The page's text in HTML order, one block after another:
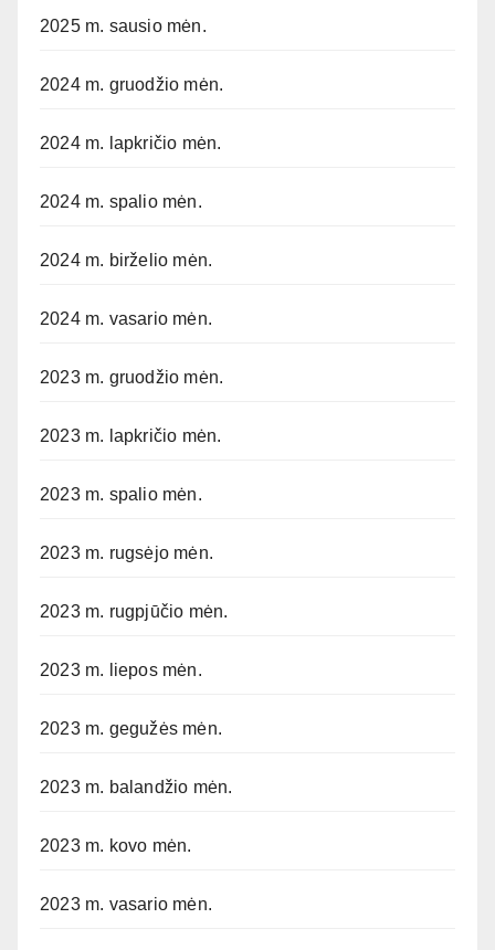
2025 m. sausio mėn.
2024 m. gruodžio mėn.
2024 m. lapkričio mėn.
2024 m. spalio mėn.
2024 m. birželio mėn.
2024 m. vasario mėn.
2023 m. gruodžio mėn.
2023 m. lapkričio mėn.
2023 m. spalio mėn.
2023 m. rugsėjo mėn.
2023 m. rugpjūčio mėn.
2023 m. liepos mėn.
2023 m. gegužės mėn.
2023 m. balandžio mėn.
2023 m. kovo mėn.
2023 m. vasario mėn.